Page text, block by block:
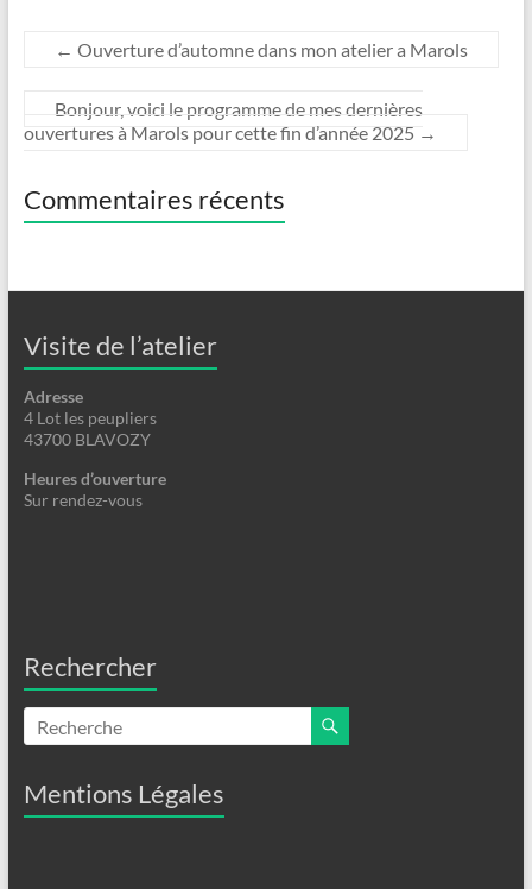
← Ouverture d’automne dans mon atelier a Marols
Bonjour, voici le programme de mes dernières
ouvertures à Marols pour cette fin d’année 2025 →
Commentaires récents
Visite de l’atelier
Adresse
4 Lot les peupliers
43700 BLAVOZY
Heures d’ouverture
Sur rendez-vous
Rechercher
Mentions Légales